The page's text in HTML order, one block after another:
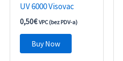
UV 6000 Visovac
0,50€ VPC (bez PDV-a)
Buy Now